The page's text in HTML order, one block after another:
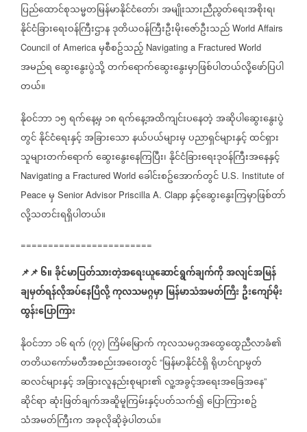
ပြည်ထောင်စုသမ္မတမြန်မာနိုင်ငံတော်၊အမျိုးသားညီညွတ်ရေးအစိုးရ၊
နိုင်ငံခြားရေးဝန်ကြီးဌာနဒုတိယဝန်ကြီးဦးမိုးဇော်ဦးသည် World Affairs
Council of America မှစီစဥ်သည့် Navigating a Fractured World
အမည်ရဆွေးနွေးပွဲသို့တက်ရောက်ဆွေးနွေးမှာဖြစ်ပါတယ်လို့ဖော်ပြပါ
တယ်။
နိုဝင်ဘာ၁၅ရက်နေ့မှ ၁၈ရက်နေ့အထိကျင်းပနေတဲ့အဆိုပါဆွေးနွေးပွဲ
တွင်နိုင်ငံရေးနှင့်အခြားသောနယ်ပယ်များမှပညာရှင်များနှင့်ထင်ရှား
သူများတက်ရောက်ဆွေးနွေးနေကြပြီး၊နိုင်ငံခြားရေးဒုဝန်ကြီးအနေနှင့်
Navigating a Fractured World ခေါင်းစဥ်‌အောက်တွင် U.S. Institute of
Peace မှ Senior Advisor Priscilla A. Clapp နှင့်ဆွေးနွေးကြမှာဖြစ်တာ်
လို့သတင်းရရှိပါတယ်။
========================
📌📌၆။ခိုင်မာပြတ်သားတဲ့အရေးယူဆောင်ရွက်ချက်ကိုအလျင်အမြန်
ချမှတ်ရန်လိုအပ်နေပြီလို့ကုလသမဂ္ဂမှာမြန်မာသံအမတ်ကြီး ဦးကျော်မိုး
ထွန်းပြောကြား
နိုဝင်ဘာ၁၆ရက် (၇၇) ကြိမ်မြောက်ကုလသမဂ္ဂအထွေထွေညီလာခံ၏
တတိယကော်မတီအစည်းအဝေးတွင် “မြန်မာနိုင်ငံရှိရိုဟင်ဂျာမွတ်
ဆလင်များနှင့်အခြားလူနည်းစုများ၏လူ့အခွင့်အရေးအခြေအနေ”
ဆိုင်ရာဆုံးဖြတ်ချက်အဆိူမူကြမ်းနှင့်ပတ်သက်၍ပြောကြားစဥ်
သံအမတ်ကြီးကအခုလိုဆိုခဲ့ပါတယ်။